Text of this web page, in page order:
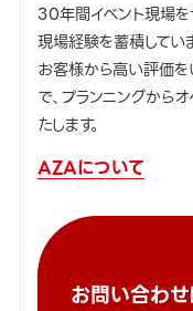
30年間イベント現場
現場経験を蓄積してい
お客様から高い評価
で、プランニングから
たします。
AZAについて
お問い合わせ